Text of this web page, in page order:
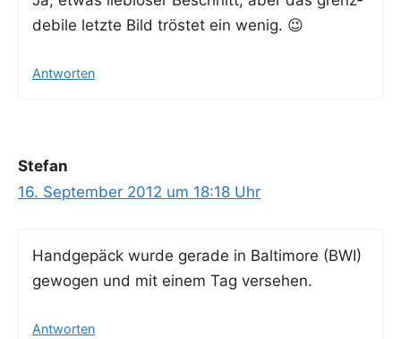
de­bi­le letz­te Bild trös­tet ein wenig. 😉
Antworten
Stefan
16. September 2012 um 18:18 Uhr
Hand­ge­päck wur­de gera­de in Bal­ti­more (BWI)
gewo­gen und mit einem Tag versehen.
Antworten